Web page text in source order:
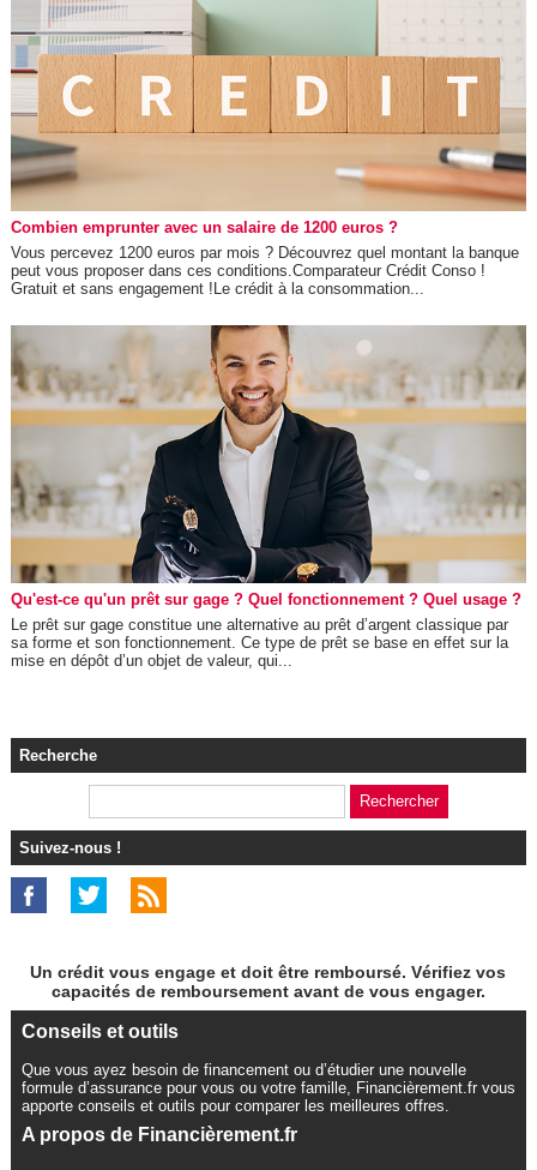
Combien emprunter avec un salaire de 1200 euros ?
Vous percevez 1200 euros par mois ? Découvrez quel montant la banque
peut vous proposer dans ces conditions.Comparateur Crédit Conso !
Gratuit et sans engagement !Le crédit à la consommation...
Qu'est-ce qu'un prêt sur gage ? Quel fonctionnement ? Quel usage ?
Le prêt sur gage constitue une alternative au prêt d’argent classique par
sa forme et son fonctionnement. Ce type de prêt se base en effet sur la
mise en dépôt d’un objet de valeur, qui...
Recherche
Suivez-nous !
Un crédit vous engage et doit être remboursé. Vérifiez vos
capacités de remboursement avant de vous engager.
Conseils et outils
Que vous ayez besoin de financement ou d’étudier une nouvelle
formule d’assurance pour vous ou votre famille, Financièrement.fr vous
apporte conseils et outils pour comparer les meilleures offres.
A propos de Financièrement.fr